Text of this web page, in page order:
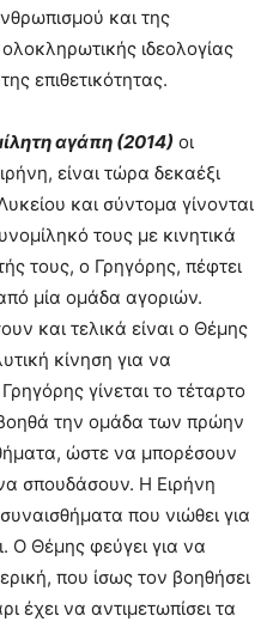
και της
ιδεολογίας
επιθετικότητας.
αγάπη (2014) οι
είναι τώρα δεκαέξι
και σύντομα γίνονται
τους με κινητικά
τους, ο Γρηγόρης, πέφτει
μία ομάδα αγοριών.
και τελικά είναι ο Θέμης
κίνηση για να
γίνεται το τέταρτο
την ομάδα των πρώην
ώστε να μπορέσουν
σπουδάσουν. Η Ειρήνη
που νιώθει για
Ο Θέμης φεύγει για να
που ίσως τον βοηθήσει
έχει να αντιμετωπίσει τα